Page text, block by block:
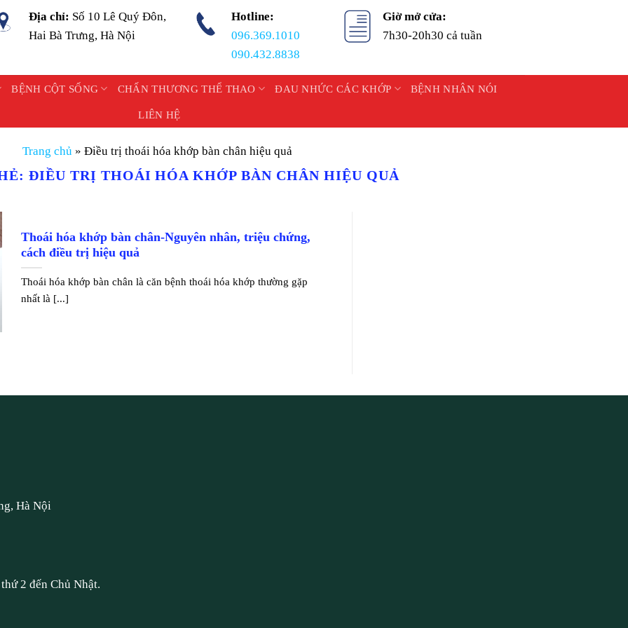
Địa chỉ: Số 10 Lê Quý Đôn,
Hai Bà Trưng, Hà Nội
Hotline:
096.369.1010
090.432.8838
Giờ mở cửa:
7h30-20h30 cả tuần
BỆNH CỘT SỐNG CHẤN THƯƠNG THỂ THAO ĐAU NHỨC CÁC KHỚP BỆNH NHÂN NÓI
LIÊN HỆ
Trang chủ » Điều trị thoái hóa khớp bàn chân hiệu quả
ĐIỀU TRỊ THOÁI HÓA KHỚP BÀN CHÂN HIỆU QUẢ
Thoái hóa khớp bàn chân-Nguyên nhân, triệu chứng,
cách điều trị hiệu quả
Thoái hóa khớp bàn chân là căn bệnh thoái hóa khớp thường gặp
nhất là [...]
Hà Nội
2 đến Chủ Nhật.